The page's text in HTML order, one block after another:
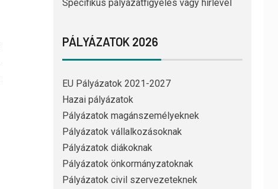
Specifikus pályázatfigyelés vagy hírlevél
PÁLYÁZATOK 2026
EU Pályázatok 2021-2027
Hazai pályázatok
Pályázatok magánszemélyeknek
Pályázatok vállalkozásoknak
Pályázatok diákoknak
Pályázatok önkormányzatoknak
Pályázatok civil szervezeteknek